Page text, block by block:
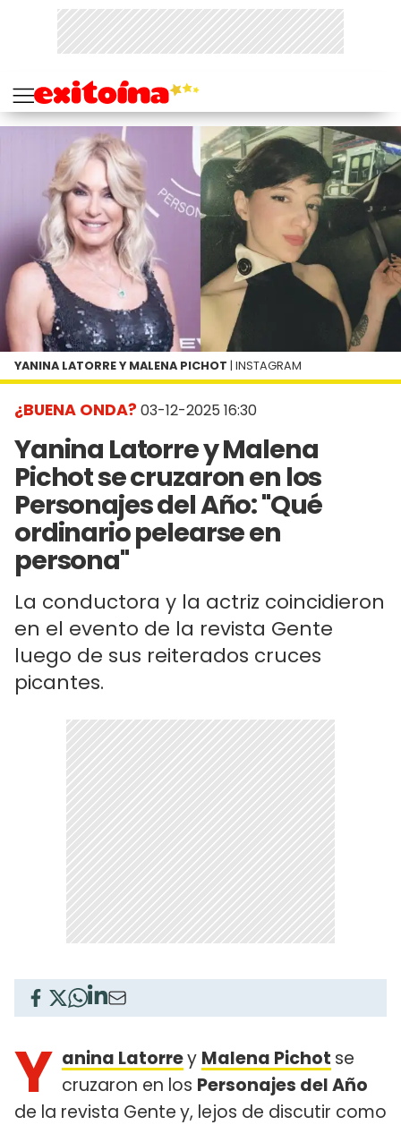
¿BUENA ONDA? 03-12-2025 16:30
Yanina Latorre y Malena
Pichot se cruzaron en los
Personajes del Año: "Qué
ordinario pelearse en
persona"
La conductora y la actriz coincidieron
en el evento de la revista Gente
luego de sus reiterados cruces
picantes.
YANINA LATORRE Y MALENA PICHOT | INSTAGRAM
Y anina Latorrey Malena Pichot se
cruzaron en los Personajes del Año
de la revista Gentey, lejos de discutir como